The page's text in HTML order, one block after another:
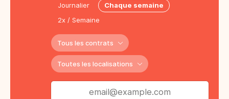
Journalier
Chaque semaine
2x / Semaine
Tous les contrats
Toutes les localisations